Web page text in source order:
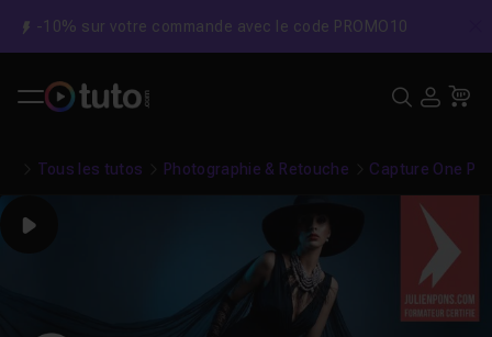
-10% sur votre commande avec le code PROMO10
Tous les tutos Photographie & Retouche Capture One Pro
Play